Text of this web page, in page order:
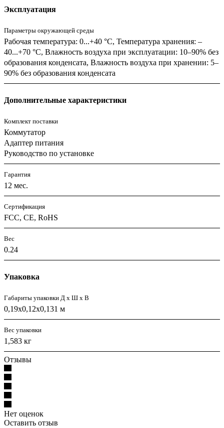
Эксплуатация
Параметры окружающей среды
Рабочая температура: 0...+40 °C, Температура хранения: –
40...+70 °C, Влажность воздуха при эксплуатации: 10–90% без
образования конденсата, Влажность воздуха при хранении: 5–
90% без образования конденсата
Дополнительные характеристики
Комплект поставки
Коммутатор
Адаптер питания
Руководство по установке
Гарантия
12 мес.
Сертификация
FCC, CE, RoHS
Вес
0.24
Упаковка
Габариты упаковки Д х Ш х В
0,19x0,12x0,131 м
Вес упаковки
1,583 кг
Отзывы
Нет оценок
Оставить отзыв